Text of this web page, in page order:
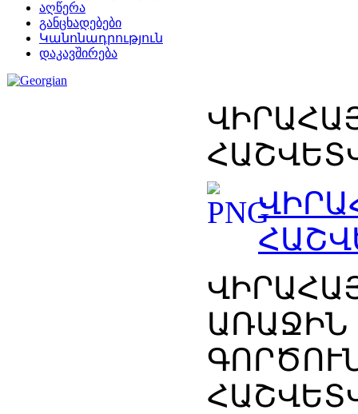
აღწერა
განცხადებები
Կանոնադրություն
დაკავშირება
ԱՌԱՋԻՆ